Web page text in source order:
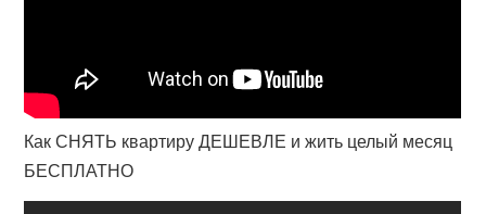
Как СНЯТЬ квартиру ДЕШЕВЛЕ и жить целый месяц
БЕСПЛАТНО